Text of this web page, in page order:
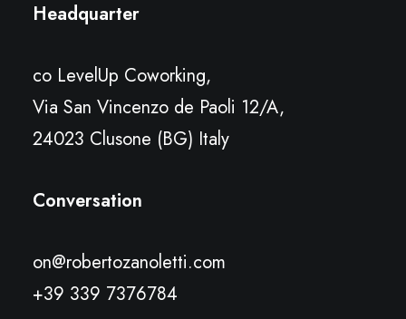
Headquarter
co LevelUp Coworking,
Via San Vincenzo de Paoli 12/A,
24023 Clusone (BG) Italy
Conversation
on@robertozanoletti.com
+39 339 7376784